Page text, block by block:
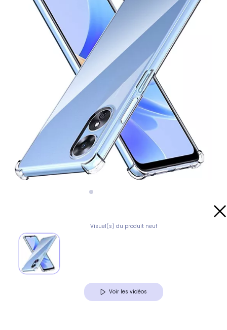
Visuel(s) du produit neuf
Voir les vidéos